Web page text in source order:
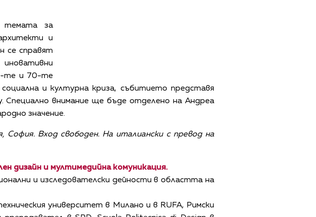
темата за
и
се справят
те и 70-те
и културна криза, събитието представя
Специално внимание ще бъде отделено на Андреа
значение.
София. Вход свободен. На италиански с превод на
дизайн и мултимедийна комуникация.
и изследователски дейности в областта на
университет в Милано и в RUFA, Римски